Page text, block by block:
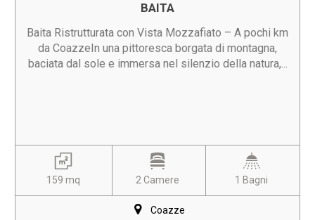
BAITA
Baita Ristrutturata con Vista Mozzafiato – A pochi km
da CoazzeIn una pittoresca borgata di montagna,
baciata dal sole e immersa nel silenzio della natura,...
159 mq 2 Camere 1 Bagni
Coazze